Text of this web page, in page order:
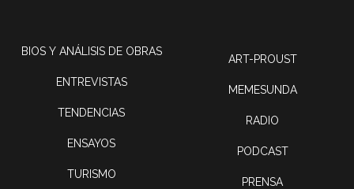
BIOS Y ANÁLISIS DE OBRAS
ENTREVISTAS
TENDENCIAS
ENSAYOS
TURISMO
ART-PROUST
MEMESUNDA
RADIO
PODCAST
PRENSA